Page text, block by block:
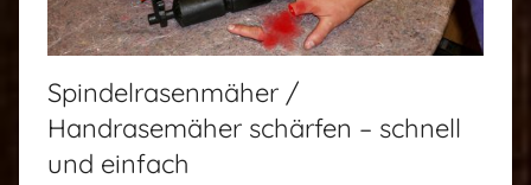
Spindelrasenmäher /
Handrasemäher schärfen – schnell
und einfach